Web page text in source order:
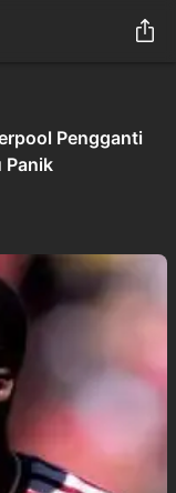
Pengganti
Panik